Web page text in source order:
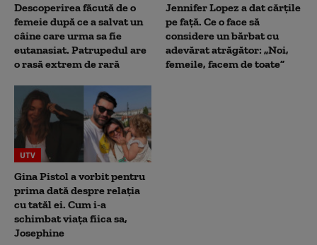
Descoperirea făcută de o
femeie după ce a salvat un
câine care urma sa fie
eutanasiat. Patrupedul are
o rasă extrem de rară
Jennifer Lopez a dat cărțile
pe față. Ce o face să
considere un bărbat cu
adevărat atrăgător: „Noi,
femeile, facem de toate”
UTV
Gina Pistol a vorbit pentru
prima dată despre relația
cu tatăl ei. Cum i-a
schimbat viața fiica sa,
Josephine